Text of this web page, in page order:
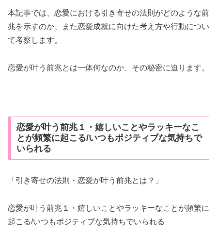
本記事では、恋愛における引き寄せの法則がどのような前
兆を示すのか、また恋愛成就に向けた考え方や行動につい
て考察します。
恋愛が叶う前兆とは一体何なのか、その秘密に迫ります。
恋愛が叶う前兆１・嬉しいことやラッキーなこ
とが頻繁に起こる/いつもポジティブな気持ちで
いられる
「引き寄せの法則・恋愛が叶う前兆とは？」
恋愛が叶う前兆１・嬉しいことやラッキーなことが頻繁に
起こる/いつもポジティブな気持ちでいられる